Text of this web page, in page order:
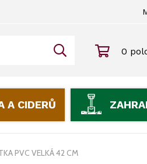
0
A CIDERŮ
PVC VELKÁ 42 CM